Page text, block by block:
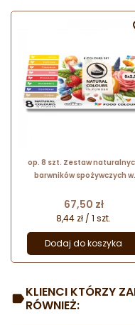
op. 8 szt. Zestaw
barwników spożywczych w
- osiem naturalnych kolorów
Cena
67,50 zł
8,44 zł / 1 szt.
Dodaj do koszyka
KLIENCI KTÓRZY
RÓWNIEŻ: